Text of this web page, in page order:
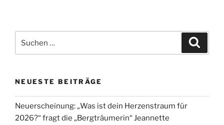
nach:
NEUESTE BEITRÄGE
Neuerscheinung: „Was ist dein Herzenstraum für
2026?“ fragt die „Bergträumerin“ Jeannette